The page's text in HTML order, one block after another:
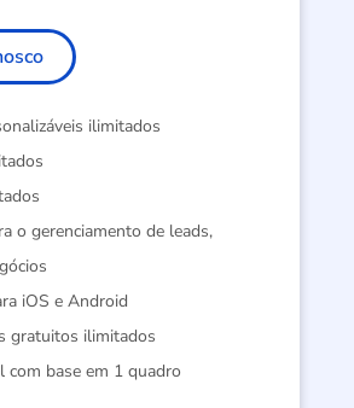
ilimitados
o gerenciamento de leads,
iOS e Android
gratuitos ilimitados
com base em 1 quadro